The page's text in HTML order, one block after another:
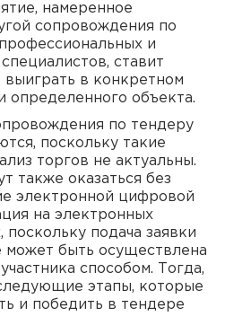
намеренное
сопровождения по
и
ставит
выиграть в конкретном
определенного объекта.
по тендеру
поскольку такие
торгов не актуальны.
также оказаться без
электронной цифровой
на электронных
подача заявки
может быть осуществлена
способом. Тогда,
этапы, которые
и победить в тендере